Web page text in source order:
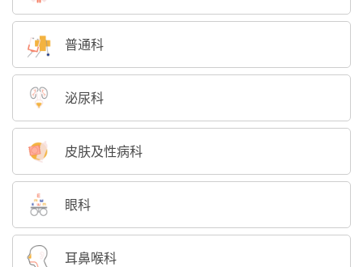
普通科
泌尿科
皮肤及性病科
眼科
耳鼻喉科